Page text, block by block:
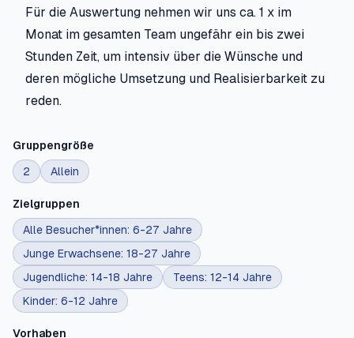
Für die Auswertung nehmen wir uns ca. 1 x im
Monat im gesamten Team ungefähr ein bis zwei
Stunden Zeit, um intensiv über die Wünsche und
deren mögliche Umsetzung und Realisierbarkeit zu
reden.
Gruppengröße
2 Allein
Zielgruppen
Alle Besucher*innen: 6-27 Jahre
Junge Erwachsene: 18-27 Jahre
Jugendliche: 14-18 Jahre
Teens: 12-14 Jahre
Kinder: 6-12 Jahre
Vorhaben